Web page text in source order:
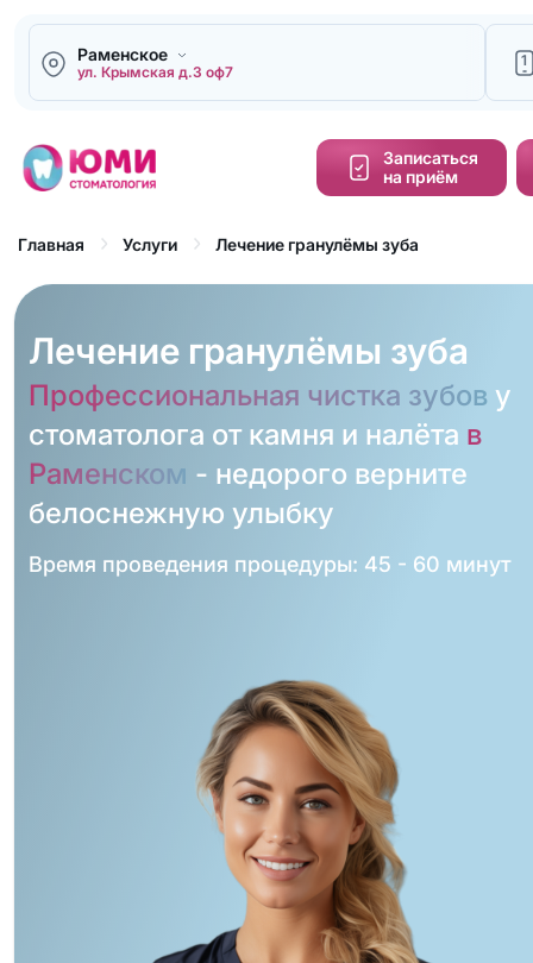
Раменское
ул. Крымская д.3 оф7
1
Записаться
на приём
Главная Услуги Лечение гранулёмы зуба
Лечение гранулёмы зуба
Профессиональная чистка зубову
стоматолога от камня и налёта в
Раменском - недорого верните
белоснежную улыбку
Время проведения процедуры: 45 - 60 минут